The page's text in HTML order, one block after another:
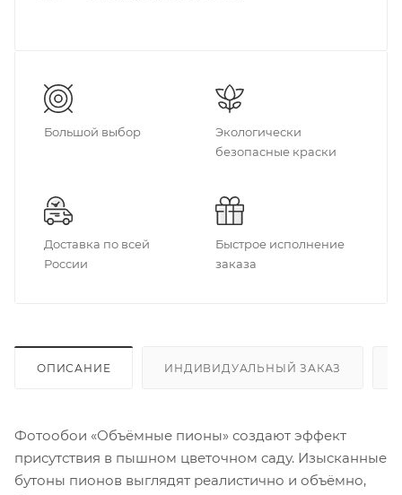
Большой выбор
Экологически
безопасные краски
Доставка по всей
России
Быстрое исполнение
заказа
ОПИСАНИЕ ИНДИВИДУАЛЬНЫЙ ЗАКАЗ
Фотообои «Объёмные пионы» создают эффект
присутствия в пышном цветочном саду. Изысканные
бутоны пионов выглядят реалистично и объёмно,